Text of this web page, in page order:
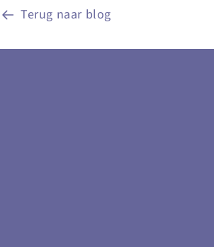
Terug naar blog